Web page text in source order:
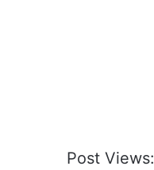
Post Views: